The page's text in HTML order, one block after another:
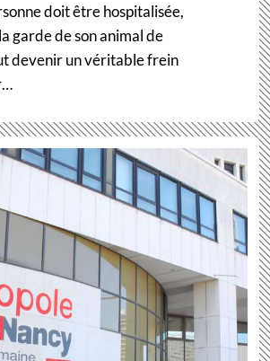
doit être hospitalisée,
garde de son animal de
devenir un véritable frein